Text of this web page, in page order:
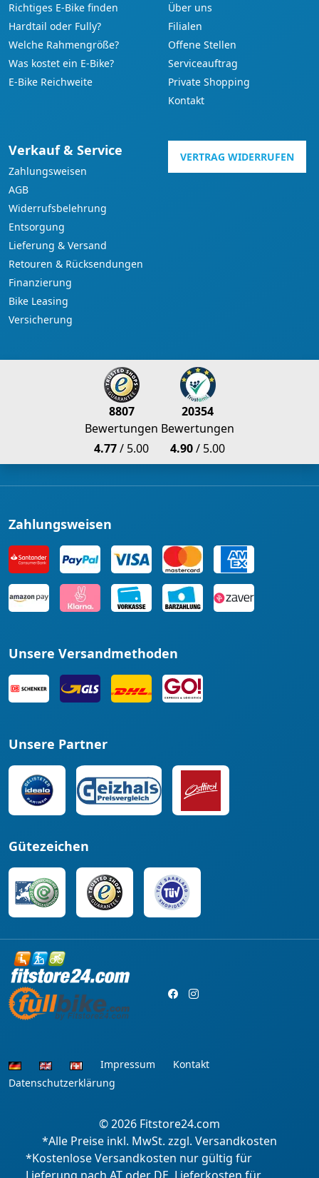
Richtiges E-Bike finden
Hardtail oder Fully?
Welche Rahmengröße?
Was kostet ein E-Bike?
E-Bike Reichweite
Über uns
Filialen
Offene Stellen
Serviceauftrag
Private Shopping
Kontakt
Verkauf & Service
Zahlungsweisen
AGB
Widerrufsbelehrung
Entsorgung
Lieferung & Versand
Retouren & Rücksendungen
Finanzierung
Bike Leasing
Versicherung
VERTRAG WIDERRUFEN
8807
Bewertungen
4.77/ 5.00
20354
Bewertungen
4.90/ 5.00
Zahlungsweisen
Unsere Versandmethoden
Unsere Partner
Gütezeichen
Impressum
Kontakt
Datenschutzerklärung
© 2026 Fitstore24.com
*Alle Preise inkl. MwSt. zzgl. Versandkosten
*Kostenlose Versandkosten nur gültig für